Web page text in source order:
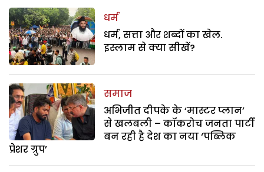
धर्म
धर्म, सत्ता और शब्दों का खेल.
इस्लाम से क्या सीखें?
समाज
अभिजीत दीपके के ‘मास्टर प्लान’
से खलबली – कॉकरोच जनता पार्टी
बन रही है देश का नया ‘पब्लिक
प्रेशर ग्रुप’